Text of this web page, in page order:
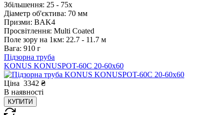
Збільшення: 25 - 75x
Діаметр об'єктива: 70 мм
Призми: BAK4
Просвітлення: Multi Coated
Поле зору на 1км: 22.7 - 11.7 м
Вага: 910 г
Підзорна труба
KONUS KONUSPOT-60C 20-60x60
Ціна 3342 ₴
В наявності
КУПИТИ